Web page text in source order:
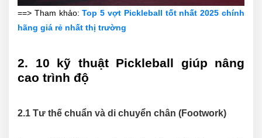
==> Tham khảo:Top 5 vợt Pickleball tốt nhất 2025 chính
hãng giá rẻ nhất thị trường
2. 10 kỹ thuật Pickleball giúp nâng
cao trình độ
2.1 Tư thế chuẩn và di chuyển chân (Footwork)